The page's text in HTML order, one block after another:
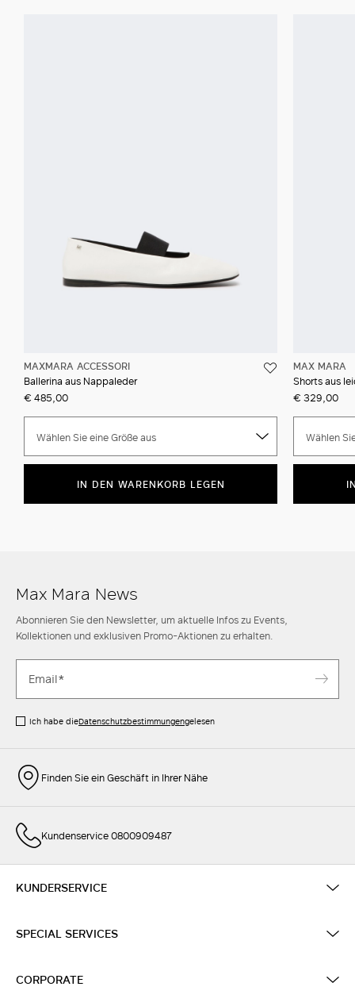
MAXMARA ACCESSORI
Ballerina aus Nappaleder
€ 485,00
Wählen Sie eine Größe aus
IN DEN WARENKORB LEGEN
MAX MARA
Shorts aus
€ 329,00
Wählen
Max Mara News
Abonnieren Sie den Newsletter, um aktuelle Infos zu Events,
Kollektionen und exklusiven Promo-Aktionen zu erhalten.
Ich habe dieDatenschutzbestimmungengelesen
Finden Sie ein Geschäft in Ihrer Nähe
Kundenservice 0800909487
KUNDERSERVICE
SPECIAL SERVICES
CORPORATE